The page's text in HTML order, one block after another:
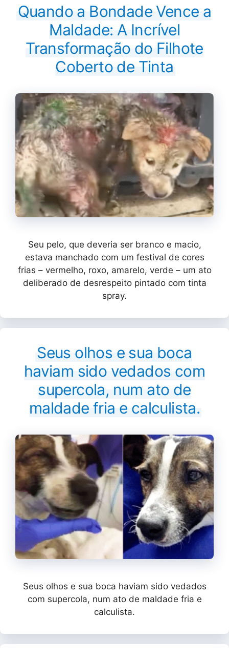
Quando a Bondade Vence a
Maldade: A Incrível
Transformação do Filhote
Coberto de Tinta
Seu pelo, que deveria ser branco e macio,
estava manchado com um festival de cores
frias – vermelho, roxo, amarelo, verde – um ato
deliberado de desrespeito pintado com tinta
spray.
Seus olhos e sua boca
haviam sido vedados com
supercola, num ato de
maldade fria e calculista.
Seus olhos e sua boca haviam sido vedados
com supercola, num ato de maldade fria e
calculista.